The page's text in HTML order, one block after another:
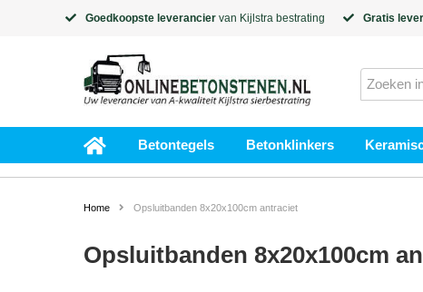
Goedkoopste leverancier van Kijlstra bestrating Gratis
Betontegels Betonklinkers
Home Opsluitbanden 8x20x100cm antraciet
Opsluitbanden 8x20x100cm